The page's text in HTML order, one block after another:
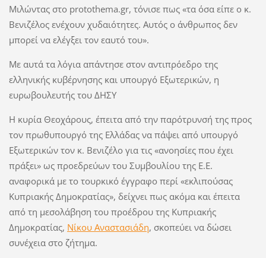
Μιλώντας στο protothema.gr, τόνισε πως «τα όσα είπε ο κ.
Βενιζέλος ενέχουν χυδαιότητες. Αυτός ο άνθρωπος δεν
μπορεί να ελέγξει τον εαυτό του».
Με αυτά τα λόγια απάντησε στον αντιπρόεδρο της
ελληνικής κυβέρνησης και υπουργό Εξωτερικών, η
ευρωβουλευτής του ΔΗΣΥ
Η κυρία Θεοχάρους, έπειτα από την παρότρυνσή της προς
τον πρωθυπουργό της Ελλάδας να πάψει από υπουργό
Εξωτερικών τον κ. Βενιζέλο για τις «ανοησίες που έχει
πράξει» ως προεδρεύων του Συμβουλίου της Ε.Ε.
αναφορικά με το τουρκικό έγγραφο περί «εκλιπούσας
Κυπριακής Δημοκρατίας», δείχνει πως ακόμα και έπειτα
από τη μεσολάβηση του προέδρου της Κυπριακής
Δημοκρατίας, Νίκου Αναστασιάδη, σκοπεύει να δώσει
συνέχεια στο ζήτημα.